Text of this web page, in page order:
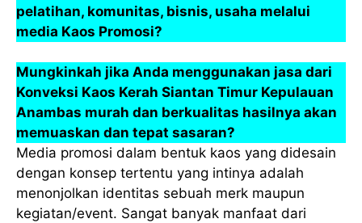
pelatihan, komunitas, bisnis, usaha melalui
media Kaos Promosi?
Mungkinkah jika Anda menggunakan jasa dari
Konveksi Kaos Kerah Siantan Timur Kepulauan
Anambas murah dan berkualitas hasilnya akan
memuaskan dan tepat sasaran?
Media promosi dalam bentuk kaos yang didesain
dengan konsep tertentu yang intinya adalah
menonjolkan identitas sebuah merk maupun
kegiatan/event. Sangat banyak manfaat dari